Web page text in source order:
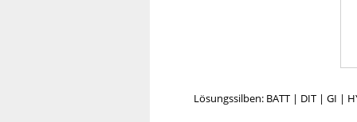
Lösungssilben: BATT | DIT | GI |